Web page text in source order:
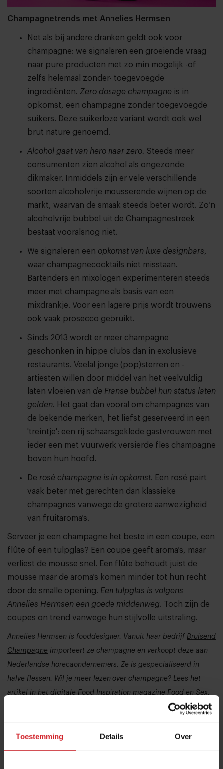
Toestemming Details Over
Champagnetrends met Annelies Hermsen
Net als bij andere dranken geldt ook voor
champagne: we signaleren een groeiende vraag
naar pure producten met zo min mogelijk -of
zelfs helemaal zonder- toegevoegde
ingrediënten. Zero dosage champagne is in
opkomst, een champagne zonder toegevoegde
suikers. Deze suikerloze variant wordt ook wel
brut nature genoemd.
Alcohol gaat van hero naar zero. Steeds meer
consumenten zien alcohol als ongezonde
dikmaker. Inmiddels zijn er vele verschillende
soorten alcoholvrije mousserende wijnen op de
markt, waarvan de smaak steeds beter wordt. Zo’n
alcoholvrije bubbel uit de Champagnestreek
bestaat vooralsnog niet.
We signaleren een opkomst van luxe designbars,
waar champagnecocktails niet misstaan.
Bartenders en mixologen experimenteren steeds
meer met champagne als basis van een
mixdrankje. Voor een lagere prijs wordt trouwens
ook vaak prosecco gebruikt.
Sinds 2013 wordt er meer champagne
geschonken in hippe clubs dan in exclusieve
restaurants. Veelal jonge (pop)sterren en -
artiesten willen door middel van het veelvuldig
laten vloeien van de Franse bubbel hun status laten
gelden. Het gaat dan vooral om champagnes van
de bekende merken, het liefst geserveerd in een
'treintje': een rij schaarsgeklede gastvrouwen met
ieder een met vuurwerk versierde fles champagne
boven hun hoofd.
De rosé champagne is in opkomst. Een rosé pairt
vaak beter met gerechten dan klassieke
champagnes vanwege de grotere aanwezigheid
van fruitaroma’s.
Serveer je een champagne het beste in een coupe, een
flûte of een tulpglas? Een coupe geeft aroma’s, maar
verliest de mousse snel. Een flûte behoudt juist de
mousse maar de aroma’s komen minder tot hun recht
door de smalle opening. Een tulpglas is volgens
Annelies Hermsen een goede middenweg. Toch zijn de
coupes on trend vanwege hun stijlvolle uitstraling.
Annelies Hermsen is fooddesigner. Vanuit haar bedrijf Bruisend
Champagne importeert ze champagne en verkoopt deze aan
Nederlandse horecaondernemers. Ze is gespecialiseerd in
halve flessen. Wil je meer lezen over champagne? Lees het
artikel in het digitale Food Inspiration magazine Food en Sex.